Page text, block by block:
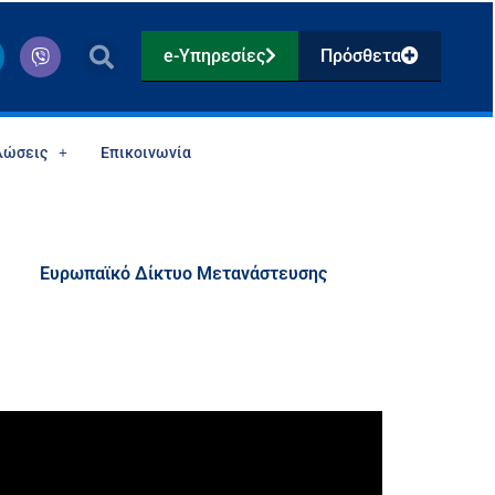
V
i
b
r
e-Υπηρεσίες Πρόσθετα
Επικοινωνία
Ευρωπαϊκό Δίκτυο Μετανάστευσης